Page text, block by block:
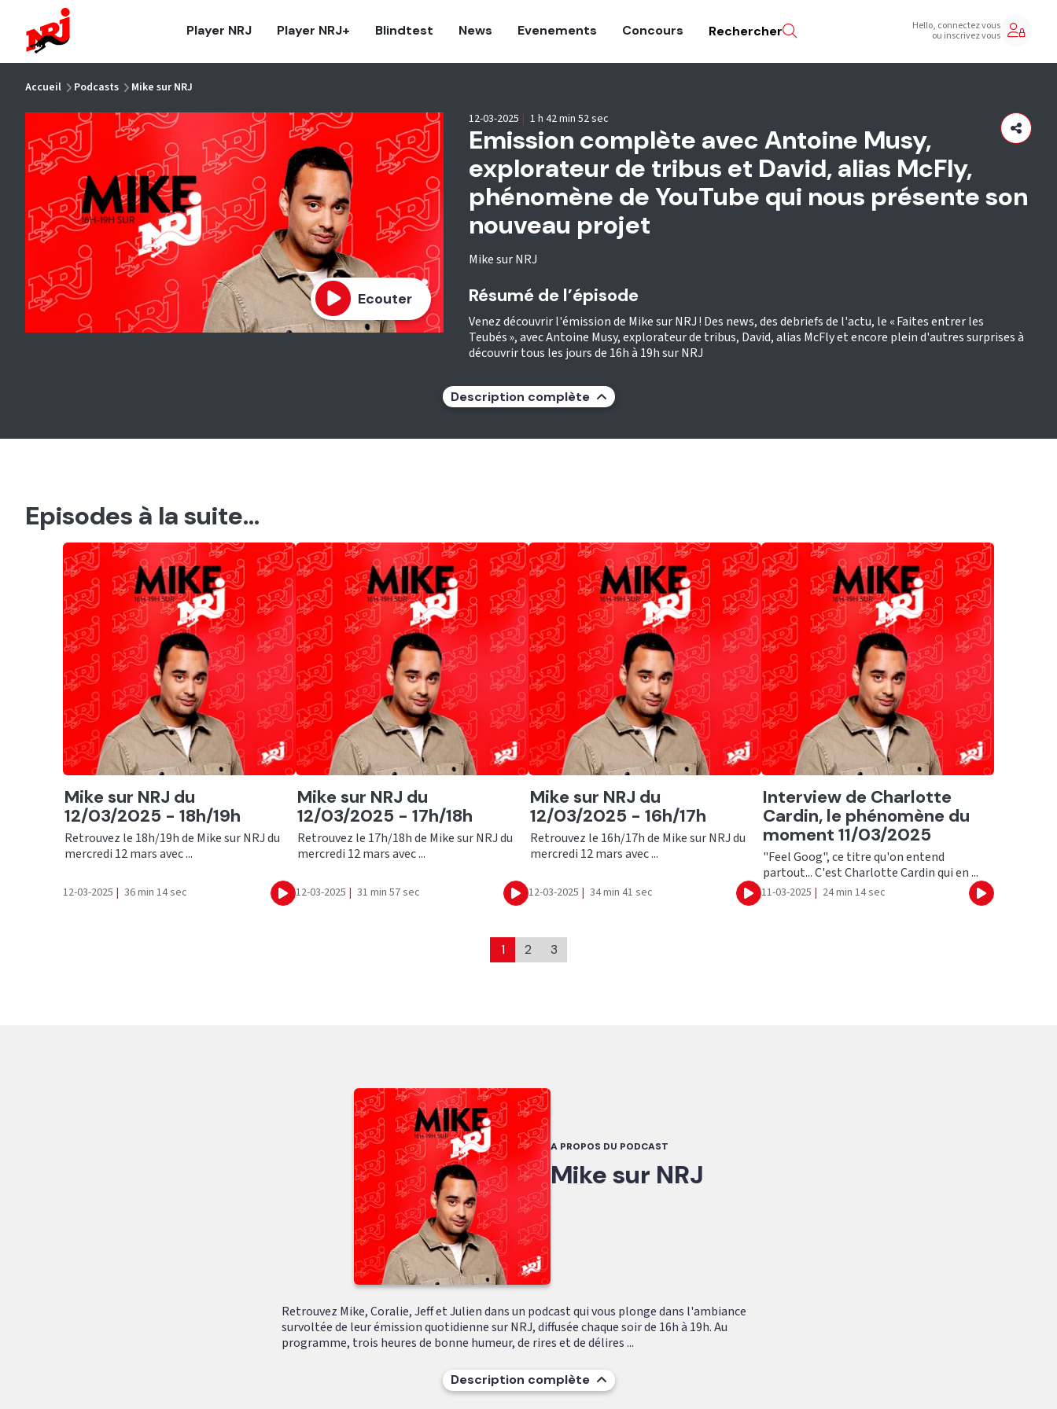
Player NRJ Player NRJ+ Blindtest News Evenements Concours Rechercher Hello, connectez vous
ou inscrivez vous
Accueil Podcasts Mike sur NRJ
Ecouter
Emission complète avec Antoine Musy,
explorateur de tribus et David, alias McFly,
phénomène de YouTube qui nous présente son
nouveau projet
Mike sur NRJ
12-03-2025 | 1 h 42 min 52 sec
Résumé de l’épisode
Venez découvrir l'émission de Mike sur NRJ ! Des news, des debriefs de l'actu, le « Faites entrer les
Teubés », avec Antoine Musy, explorateur de tribus, David, alias McFly et encore plein d'autres surprises à
découvrir tous les jours de 16h à 19h sur NRJ
Description complète
Episodes à la suite...
Ecouter
Mike sur NRJ du
12/03/2025 - 18h/19h
Retrouvez le 18h/19h de Mike sur NRJ du
mercredi 12 mars avec ...
12-03-2025 | 36 min 14 sec Ecouter
Ecouter
Mike sur NRJ du
12/03/2025 - 17h/18h
Retrouvez le 17h/18h de Mike sur NRJ du
mercredi 12 mars avec ...
12-03-2025 | 31 min 57 sec Ecouter
Ecouter
Mike sur NRJ du
12/03/2025 - 16h/17h
Retrouvez le 16h/17h de Mike sur NRJ du
mercredi 12 mars avec ...
12-03-2025 | 34 min 41 sec Ecouter
Ecouter
Interview de Charlotte
Cardin, le phénomène du
moment 11/03/2025
"Feel Goog", ce titre qu'on entend
partout... C'est Charlotte Cardin qui en ...
11-03-2025 | 24 min 14 sec Ecouter
1 2 3
A PROPOS DU PODCAST
Mike sur NRJ
Retrouvez Mike, Coralie, Jeff et Julien dans un podcast qui vous plonge dans l'ambiance
survoltée de leur émission quotidienne sur NRJ, diffusée chaque soir de 16h à 19h. Au
programme, trois heures de bonne humeur, de rires et de délires ...
Description complète